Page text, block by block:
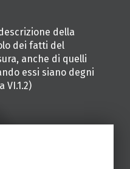
della
dei fatti del
anche di quelli
essi siano degni
VI.1.2)